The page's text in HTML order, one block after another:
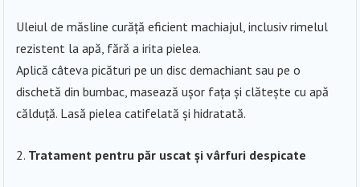
Uleiul de măsline curăță eficient machiajul, inclusiv rimelul
rezistent la apă, fără a irita pielea.
Aplică câteva picături pe un disc demachiant sau pe o
dischetă din bumbac, masează ușor fața și clătește cu apă
călduță. Lasă pielea catifelată și hidratată.
Tratament pentru păr uscat și vârfuri despicate